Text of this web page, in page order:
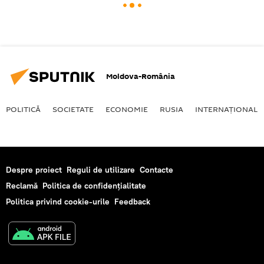
Moldova-România
POLITICĂ SOCIETATE ECONOMIE RUSIA INTERNAŢIONAL
Despre proiect Reguli de utilizare Contacte
Reclamă Politica de confidențialitate
Politica privind cookie-urile Feedback